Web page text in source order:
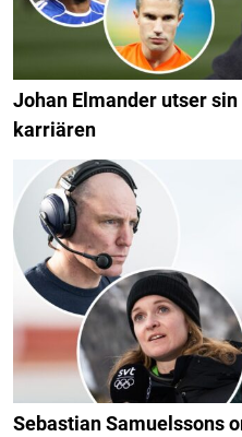
Johan Elmander utser
karriären
Sebastian Samuelssons